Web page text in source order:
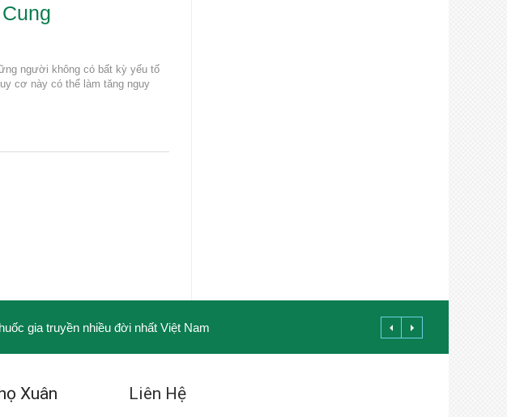
người không có bất kỳ yếu tố
cơ này có thể làm tăng nguy
gia truyền nhiều đời nhất Việt Nam
Xuân
Liên Hệ